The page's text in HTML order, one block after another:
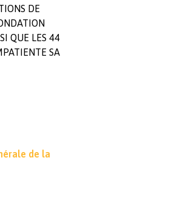
DE
QUE LES 44
SA
de la